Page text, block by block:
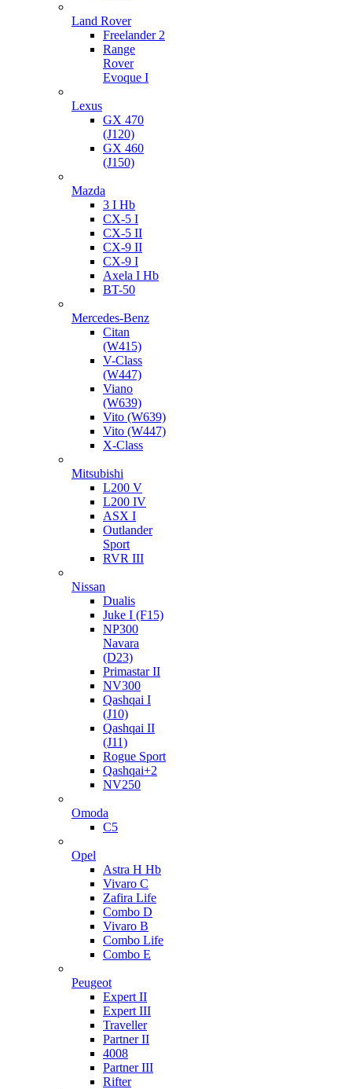
Land Rover
Freelander 2
Range
Rover
Evoque I
Lexus
GX 470
(J120)
GX 460
(J150)
Mazda
3 I Hb
CX-5 I
CX-5 II
CX-9 II
CX-9 I
Axela I Hb
BT-50
Mercedes-Benz
Citan
(W415)
V-Class
(W447)
Viano
(W639)
Vito (W639)
Vito (W447)
X-Class
Mitsubishi
L200 V
L200 IV
ASX I
Outlander
Sport
RVR III
Nissan
Dualis
Juke I (F15)
NP300
Navara
(D23)
Primastar II
NV300
Qashqai I
(J10)
Qashqai II
(J11)
Rogue Sport
Qashqai+2
NV250
Omoda
C5
Opel
Astra H Hb
Vivaro C
Zafira Life
Combo D
Vivaro B
Combo Life
Combo E
Peugeot
Expert II
Expert III
Traveller
Partner II
4008
Partner III
Rifter